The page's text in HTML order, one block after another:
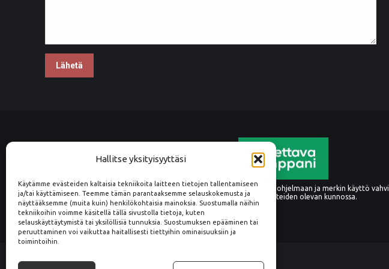
Hallitse yksityisyyttäsi
Käytämme evästeiden kaltaisia tekniikoita laitteen tietojen tallentamiseen
ja/tai käyttämiseen. Teemme tämän parantaaksemme selauskokemusta ja
näyttääksemme (muita kuin) henkilökohtaisia mainoksia. Suostumalla näihin
tekniikoihin voimme käsitellä tällä sivustolla tietoja, kuten
selauskäyttäytymistä tai yksilöllisiä tunnuksia. Suostumuksen epääminen tai
peruuttaminen voi vaikuttaa haitallisesti tiettyihin ominaisuuksiin ja
toimintoihin.
Kuulumme Luotettava Kumppani ohjelmaan ja merkin käyttö
tilaajavastuuvelvoitteiden olevan kunnossa.